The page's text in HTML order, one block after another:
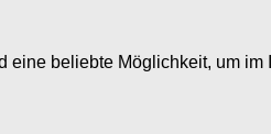
beliebte Möglichkeit, um im